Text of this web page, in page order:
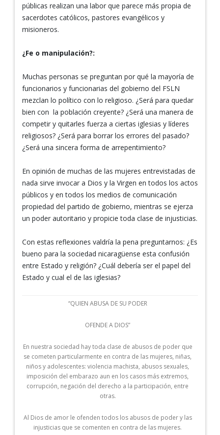
públicas realizan una labor que parece más propia de
sacerdotes católicos, pastores evangélicos y
misioneros.
¿Fe o manipulación?:
Muchas personas se preguntan por qué la mayoría de
funcionarios y funcionarias del gobierno del FSLN
mezclan lo político con lo religioso. ¿Será para quedar
bien con la población creyente? ¿Será una manera de
competir y quitarles fuerza a ciertas iglesias y líderes
religiosos? ¿Será para borrar los errores del pasado?
¿Será una sincera forma de arrepentimiento?
En opinión de muchas de las mujeres entrevistadas de
nada sirve invocar a Dios y la Virgen en todos los actos
públicos y en todos los medios de comunicación
propiedad del partido de gobierno, mientras se ejerza
un poder autoritario y propicie toda clase de injusticias.
Con estas reflexiones valdría la pena preguntarnos: ¿Es
bueno para la sociedad nicaragüense esta confusión
entre Estado y religión? ¿Cuál debería ser el papel del
Estado y cual el de las iglesias?
“QUIEN ABUSA DE SU PODER
OFENDE A DIOS”
En nuestra sociedad hay toda clase de abusos de poder que
se cometen particularmente en contra de las mujeres, niñas,
niños y adolescentes: violencia machista, abusos sexuales,
imposición del embarazo aun en los casos más extremos,
corrupción, negación del derecho a la participación, entre
otras.
Al Dios de amor le ofenden todos los abusos de poder y las
injusticias que se comenten en contra de las mujeres.